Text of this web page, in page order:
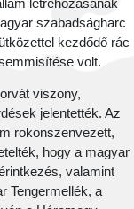
létrehozásának
szabadságharc
kezdődő rác
volt.
viszony,
jelentették. Az
rokonszenvezett,
hogy a magyar
valamint
Tengermellék, a